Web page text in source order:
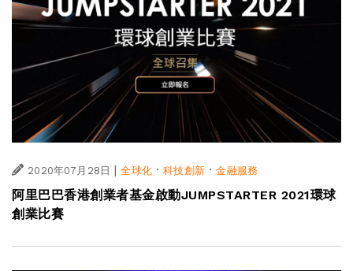
2020年07月28日 | 全球化·科技創新·金融服務
阿里巴巴香港創業者基金啟動JUMPSTARTER 2021環球
創業比賽